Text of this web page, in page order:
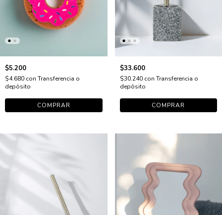
$5.200
$4.680 con Transferencia o
depósito
$33.600
$30.240 con Transferencia o
depósito
COMPRAR